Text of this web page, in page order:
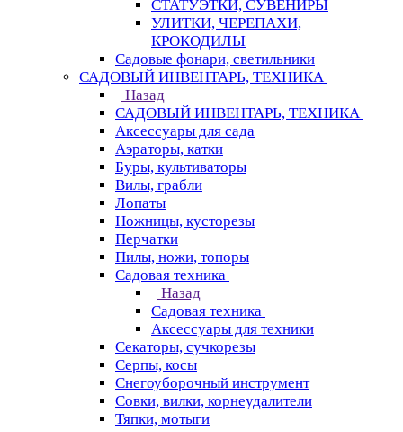
СТАТУЭТКИ, СУВЕНИРЫ
УЛИТКИ, ЧЕРЕПАХИ,
КРОКОДИЛЫ
Садовые фонари, светильники
САДОВЫЙ ИНВЕНТАРЬ, ТЕХНИКА
Назад
САДОВЫЙ ИНВЕНТАРЬ, ТЕХНИКА
Аксессуары для сада
Аэраторы, катки
Буры, культиваторы
Вилы, грабли
Лопаты
Ножницы, кусторезы
Перчатки
Пилы, ножи, топоры
Садовая техника
Назад
Садовая техника
Аксессуары для техники
Секаторы, сучкорезы
Серпы, косы
Снегоуборочный инструмент
Совки, вилки, корнеудалители
Тяпки, мотыги